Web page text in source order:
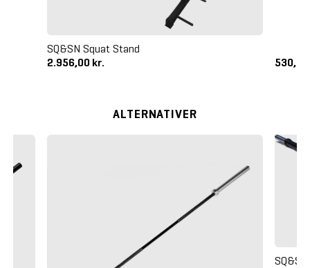
SQ&SN Squat Stand
2.956,00 kr.
ALTERNATIVER